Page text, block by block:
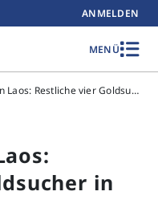
ANMELDEN
MENÜ
Höhlendrama in Laos: Restliche vier Goldsucher in Sicherheit
in